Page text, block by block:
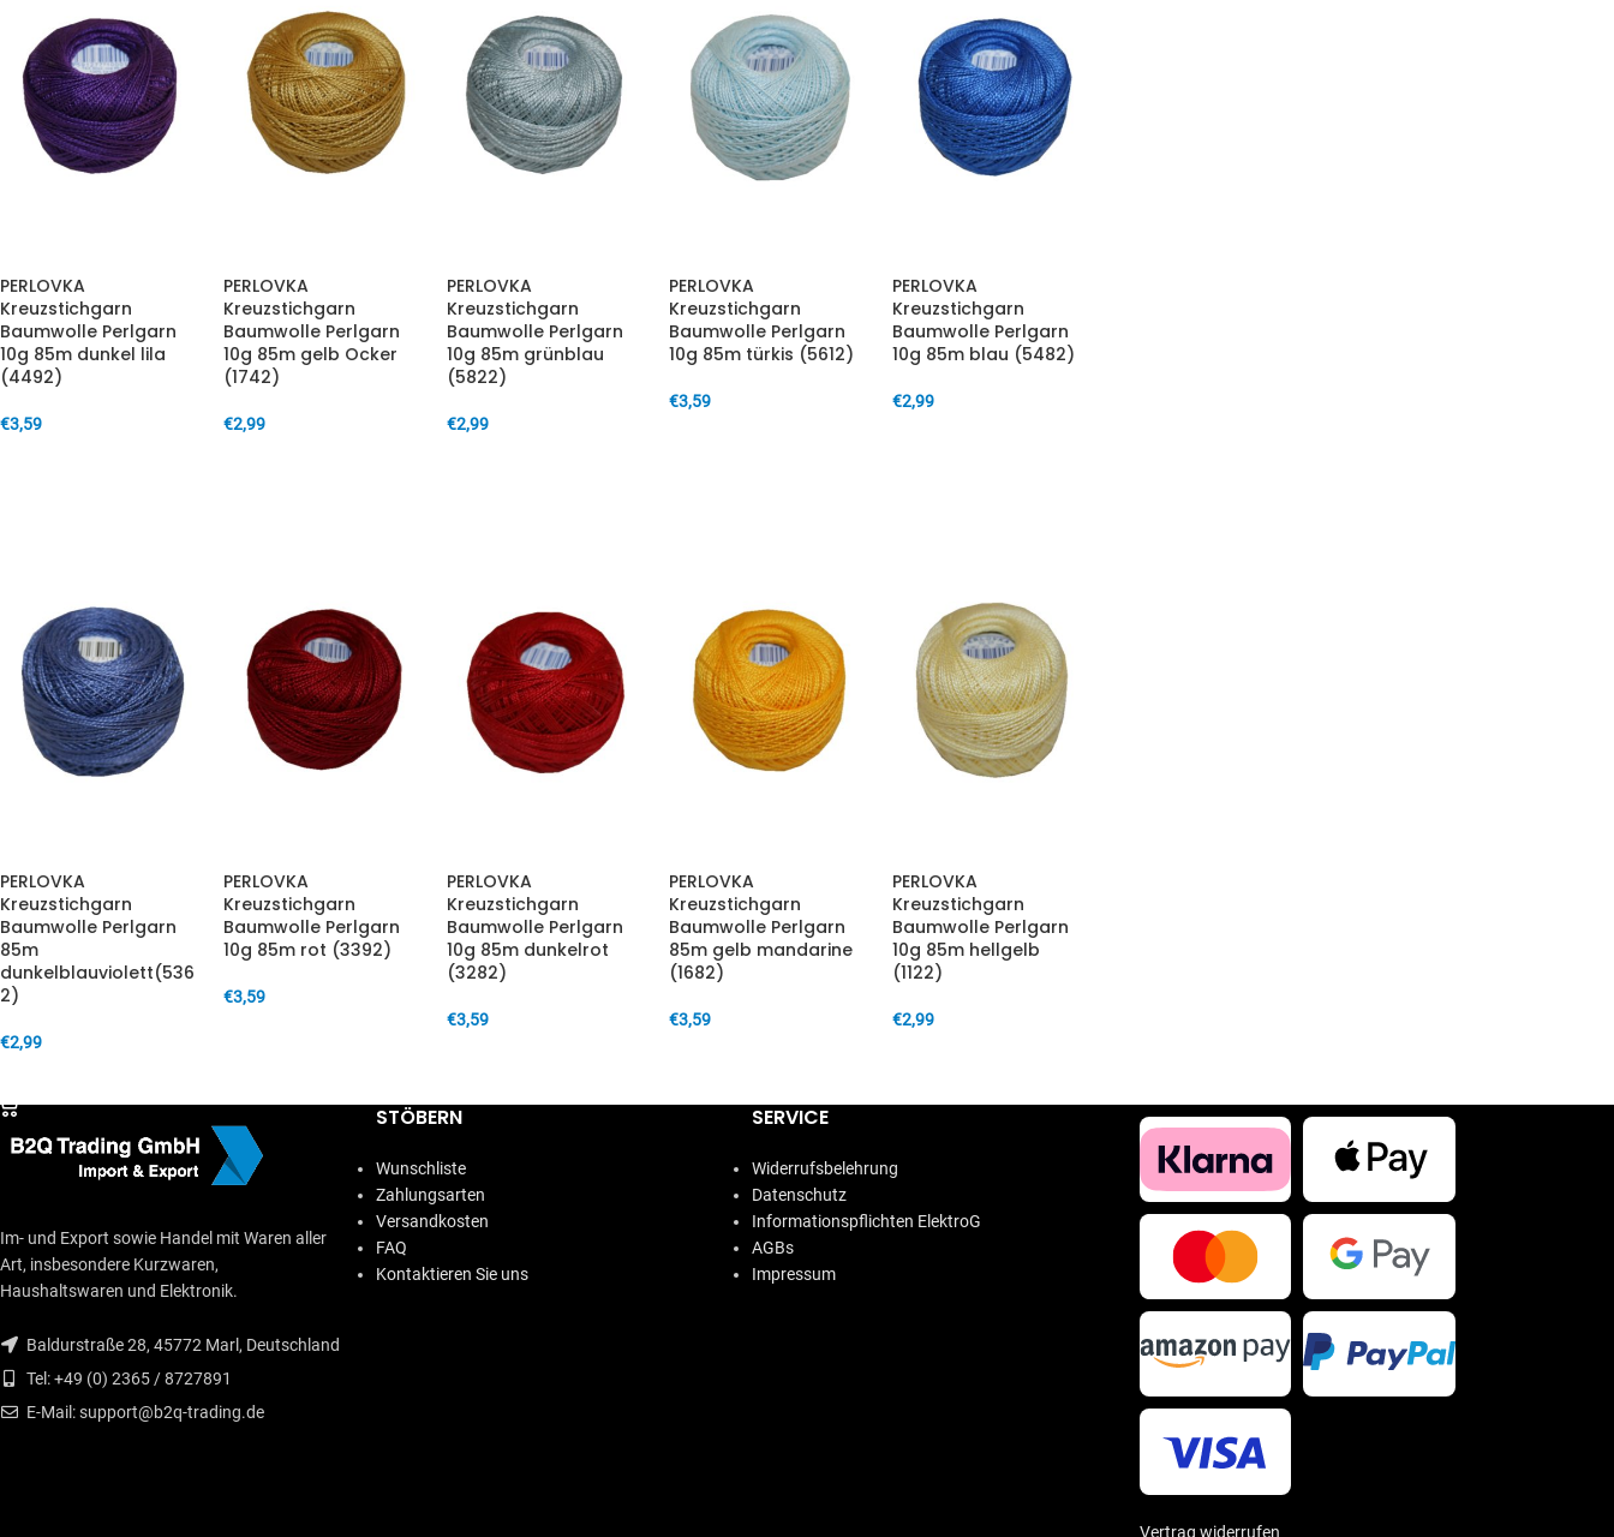
PERLOVKA
Kreuzstichgarn
Baumwolle Perlgarn
10g 85m dunkel lila
(4492)
€3,59
PERLOVKA
Kreuzstichgarn
Baumwolle Perlgarn
10g 85m gelb Ocker
(1742)
€2,99
PERLOVKA
Kreuzstichgarn
Baumwolle Perlgarn
10g 85m grünblau
(5822)
€2,99
PERLOVKA
Kreuzstichgarn
Baumwolle Perlgarn
10g 85m türkis (5612)
€3,59
PERLOVKA
Kreuzstichgarn
Baumwolle Perlgarn
10g 85m blau (5482)
€2,99
PERLOVKA
Kreuzstichgarn
Baumwolle Perlgarn
85m
dunkelblauviolett(536
2)
€2,99
PERLOVKA
Kreuzstichgarn
Baumwolle Perlgarn
10g 85m rot (3392)
€3,59
PERLOVKA
Kreuzstichgarn
Baumwolle Perlgarn
10g 85m dunkelrot
(3282)
€3,59
PERLOVKA
Kreuzstichgarn
Baumwolle Perlgarn
85m gelb mandarine
(1682)
€3,59
PERLOVKA
Kreuzstichgarn
Baumwolle Perlgarn
10g 85m hellgelb
(1122)
€2,99
Im- und Export sowie Handel mit Waren aller
Art, insbesondere Kurzwaren,
Haushaltswaren und Elektronik.
Baldurstraße 28, 45772 Marl, Deutschland
Tel: +49 (0) 2365 / 8727891
E-Mail: support@b2q-trading.de
STÖBERN
Wunschliste
Zahlungsarten
Versandkosten
FAQ
Kontaktieren Sie uns
SERVICE
Widerrufsbelehrung
Datenschutz
Informationspflichten ElektroG
AGBs
Impressum
Vertrag widerrufen